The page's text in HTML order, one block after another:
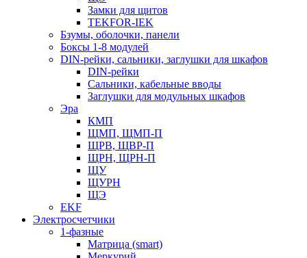
Замки для щитов
TEKFOR-IEK
Бзумы, оболочки, панели
Боксы 1-8 модулей
DIN-рейки, сальники, заглушки для шкафов
DIN-рейки
Сальники, кабельные вводы
Заглушки для модульных шкафов
Эра
КМП
ЩМП, ЩМП-П
ЩРВ, ЩВР-П
ЩРН, ЩРН-П
ЩУ
ЩУРН
ЩЭ
EKF
Электросчетчики
1-фазные
Матрица (smart)